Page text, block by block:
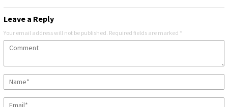
Leave a Reply
Your email address will not be published. Required fields are marked *